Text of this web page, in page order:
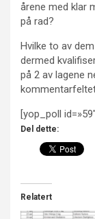
årene med klar
på rad?
Hvilke to av
dermed
på 2 av lagene
[yop_poll id=»59″]
Del dette:
Relatert